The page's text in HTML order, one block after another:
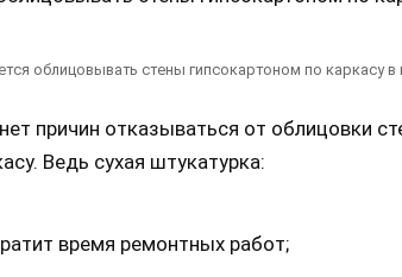
облицовывать стены гипсокартоном по каркасу
причин отказываться от облицовки
Ведь сухая штукатурка:
время ремонтных работ;